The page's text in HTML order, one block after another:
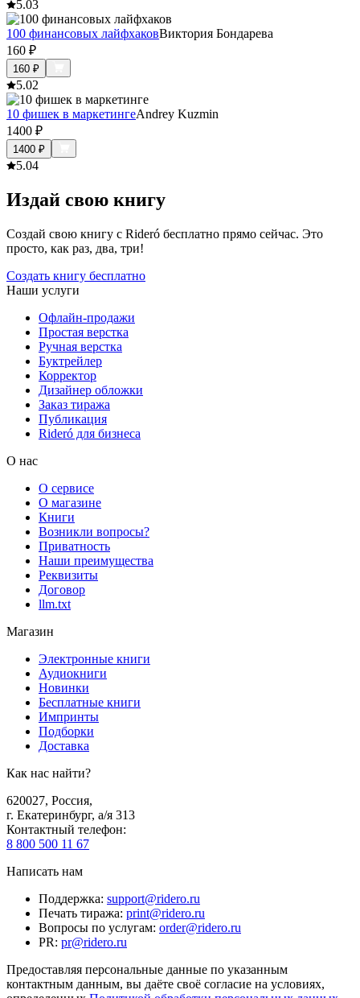
5.03
100 финансовых лайфхаковВиктория Бондарева
160 ₽
160 ₽
5.02
10 фишек в маркетингеAndrey Kuzmin
1400 ₽
1400 ₽
5.04
Издай свою книгу
Создай свою книгу с Rideró бесплатно прямо сейчас. Это
просто, как раз, два, три!
Создать книгу бесплатно
Наши услуги
Офлайн-продажи
Простая верстка
Ручная верстка
Буктрейлер
Корректор
Дизайнер обложки
Заказ тиража
Публикация
Rideró для бизнеса
О нас
О сервисе
О магазине
Книги
Возникли вопросы?
Приватность
Наши преимущества
Реквизиты
Договор
llm.txt
Магазин
Электронные книги
Аудиокниги
Новинки
Бесплатные книги
Импринты
Подборки
Доставка
Как нас найти?
620027, Россия,
г. Екатеринбург, а/я 313
Контактный телефон:
8 800 500 11 67
Написать нам
Поддержка: support@ridero.ru
Печать тиража: print@ridero.ru
Вопросы по услугам: order@ridero.ru
PR: pr@ridero.ru
Предоставляя персональные данные по указанным
контактным данным, вы даёте своё согласие на условиях,